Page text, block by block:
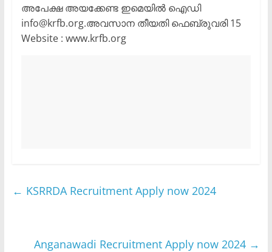
അപേക്ഷ അയക്കേണ്ട ഇമെയിൽ ഐഡി
info@krfb.org.അവസാന തീയതി ഫെബ്രുവരി 15
Website : www.krfb.org
← KSRRDA Recruitment Apply now 2024
Anganawadi Recruitment Apply now 2024 →